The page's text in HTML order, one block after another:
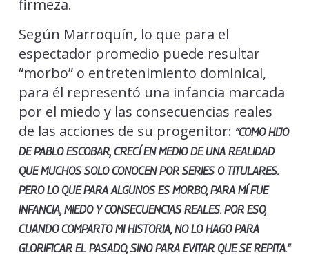
firmeza.
Según Marroquín, lo que para el
espectador promedio puede resultar
“morbo” o entretenimiento dominical,
para él representó una infancia marcada
por el miedo y las consecuencias reales
de las acciones de su progenitor: “COMO HIJO
DE PABLO ESCOBAR, CRECÍ EN MEDIO DE UNA REALIDAD
QUE MUCHOS SOLO CONOCEN POR SERIES O TITULARES.
PERO LO QUE PARA ALGUNOS ES MORBO, PARA MÍ FUE
INFANCIA, MIEDO Y CONSECUENCIAS REALES. POR ESO,
CUANDO COMPARTO MI HISTORIA, NO LO HAGO PARA
GLORIFICAR EL PASADO, SINO PARA EVITAR QUE SE REPITA.”